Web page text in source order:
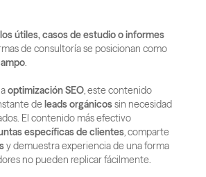
útiles, casos de estudio o informes
.
optimización SEO, este contenido
de leads orgánicos sin necesidad
El contenido más efectivo
específicas de clientes
y demuestra experiencia de una forma
no pueden replicar fácilmente.